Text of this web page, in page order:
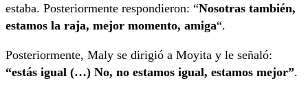
estaba. Posteriormente respondieron: “Nosotras también,
estamos la raja, mejor momento, amiga“.
Posteriormente, Maly se dirigió a Moyita y le señaló:
“estás igual (…) No, no estamos igual, estamos mejor”.